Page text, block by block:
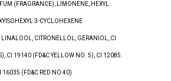
(FRAGRANCE), LIMONENE, HEXYL
3-CYCLOHEXENE
LINALOOL, CITRONELLOL, GERANIOL, CI
CI 19140 (FD&C YELLOW NO. 5), CI 12085
16035 (FD&C RED NO 40)